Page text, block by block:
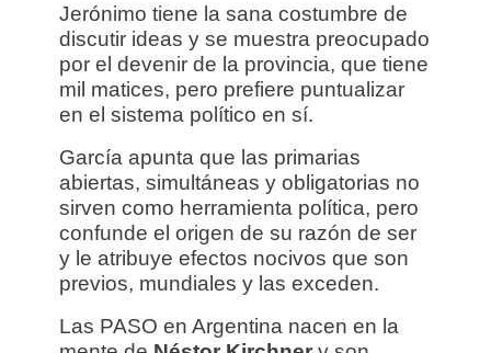
Jerónimo tiene la sana costumbre de
discutir ideas y se muestra preocupado
por el devenir de la provincia, que tiene
mil matices, pero prefiere puntualizar
en el sistema político en sí.
García apunta que las primarias
abiertas, simultáneas y obligatorias no
sirven como herramienta política, pero
confunde el origen de su razón de ser
y le atribuye efectos nocivos que son
previos, mundiales y las exceden.
Las PASO en Argentina nacen en la